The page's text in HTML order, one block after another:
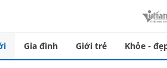
Gia đình Giới trẻ Khỏe -